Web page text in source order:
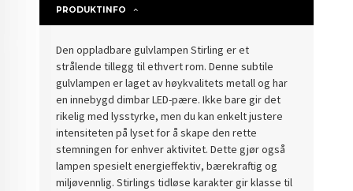
PRODUKTINFO
Den oppladbare gulvlampen Stirling er et
strålende tillegg til ethvert rom. Denne subtile
gulvlampen er laget av høykvalitets metall og har
en innebygd dimbar LED-pære. Ikke bare gir det
rikelig med lysstyrke, men du kan enkelt justere
intensiteten på lyset for å skape den rette
stemningen for enhver aktivitet. Dette gjør også
lampen spesielt energieffektiv, bærekraftig og
miljøvennlig. Stirlings tidløse karakter gir klasse til